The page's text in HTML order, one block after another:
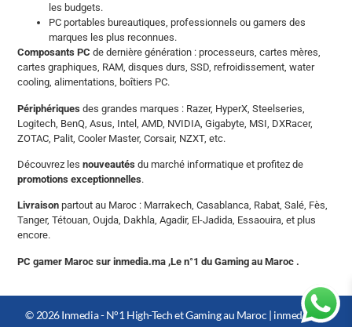
les budgets.
PC portables bureautiques, professionnels ou gamers des
marques les plus reconnues.
Composants PC de dernière génération : processeurs, cartes mères,
cartes graphiques, RAM, disques durs, SSD, refroidissement, water
cooling, alimentations, boîtiers PC.
Périphériques des grandes marques : Razer, HyperX, Steelseries,
Logitech, BenQ, Asus, Intel, AMD, NVIDIA, Gigabyte, MSI, DXRacer,
ZOTAC, Palit, Cooler Master, Corsair, NZXT, etc.
Découvrez lesnouveautés du marché informatique et profitez de
promotions exceptionnelles.
Livraison partout au Maroc : Marrakech, Casablanca, Rabat, Salé, Fès,
Tanger, Tétouan, Oujda, Dakhla, Agadir, El-Jadida, Essaouira, et plus
encore.
PC gamer Maroc sur inmedia.ma ,Le n°1 du Gaming au Maroc .
© 2026 Inmedia - N°1 High-Tech et Gaming au Maroc | inmedia.ma